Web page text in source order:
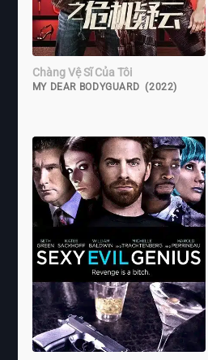
Chàng Vệ Sĩ Của Tôi
MY DEAR BODYGUARD (2022)